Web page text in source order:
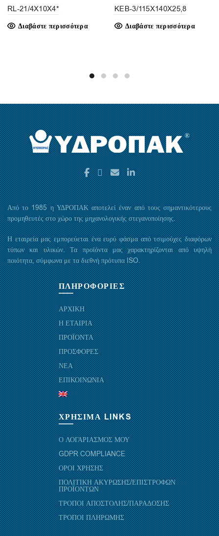
RL-21/4X10X4*
Διαβάστε περισσότερα
KEB-3/115X140X25,8
Διαβάστε περισσότερα
Από το 1985 η ΥΔΡΟΠΑΚ αποτελεί έναν από τους σημαντικότερους
προμηθευτές στο χώρο της μηχανολογικής στεγανοποίησης.
Η εταιρεία μας εμπορεύεται ένα ευρύ φάσμα από τσιμούχες διαφόρων
τύπων και υλικών. Τα προϊόντα μας χαρακτηρίζονται από υψηλή
ποιότητα, σύμφωνα με τα διεθνή πρότυπα ISO.
ΠΛΗΡΟΦΟΡΙΕΣ
ΑΡΧΙΚΗ
Η ΕΤΑΙΡΙΑ
ΠΡΟΪΟΝΤΑ
ΠΡΟΣΦΟΡΕΣ
ΝΕΑ
ΕΠΙΚΟΙΝΩΝΙΑ
ΧΡΗΣΙΜΑ LINKS
Ο ΛΟΓΑΡΙΑΣΜΟΣ ΜΟΥ
GDPR COMPLIANCE
ΟΡΟΙ ΧΡΗΣΗΣ
ΠΟΛΙΤΙΚΗ ΑΚΥΡΩΣΗΣ/ΕΠΙΣΤΡΟΦΩΝ
ΠΡΟΪΟΝΤΩΝ
ΤΡΟΠΟΙ ΑΠΟΣΤΟΛΗΣ/ΠΑΡΑΔΟΣΗΣ
ΤΡΟΠΟΙ ΠΛΗΡΩΜΗΣ